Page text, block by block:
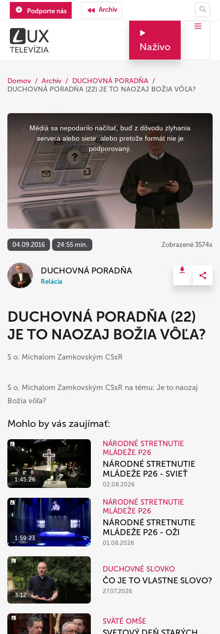
Podporte nás Archív
Naživo
Domov Archív
DUCHOVNÁ PORADŇA
DUCHOVNÁ PORADŇA (22) JE TO NAOZAJ BOŽIA VÔĽA?
This
Médiá sa nepodarilo načítať, buď z dôvodu zlyhania
servera alebo siete, alebo pretože formát nie je
podporovaný.
04.09.2016 24:55 min. Zobrazené 3574x
DUCHOVNÁ PORADŇA
Relácia
DUCHOVNÁ PORADŇA (22)
JE TO NAOZAJ BOŽIA VÔĽA?
S o. Michalom Zamkovským CSsR
S o. Michalom Zamkovským CSsR na tému: Je to naozaj
Božia vôľa?
Mohlo by vás zaujímať:
1:45:26
NÁRODNÉ STRETNUTIE
MLÁDEŽE P26
NÁRODNÉ STRETNUTIE
MLÁDEŽE P26 - SVIEŤ
02.08.2026
1:59:23
NÁRODNÉ STRETNUTIE
MLÁDEŽE P26
NÁRODNÉ STRETNUTIE
MLÁDEŽE P26 - OŽI
01.08.2026
3:12
DUCHOVNÉ SLOVKO
ČO JE TO VLASTNE SLOVO?
27.07.2026
SVÄTÉ OMŠE